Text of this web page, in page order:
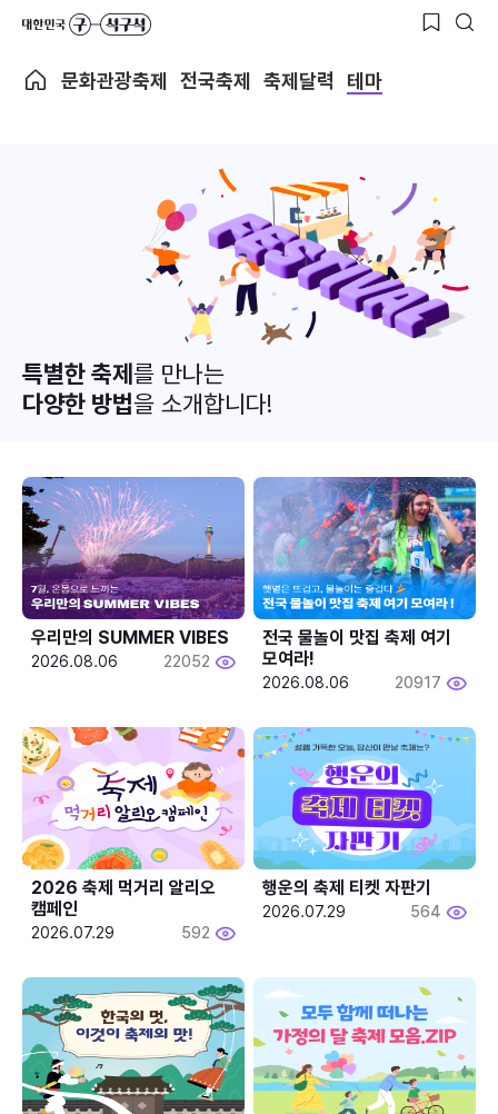
문화관광축제 전국축제 축제달력 테마
특별한 축제를 만나는
다양한 방법을 소개합니다!
우리만의 SUMMER VIBES
2026.08.06 22052
전국 물놀이 맛집 축제 여기
모여라!
2026.08.06 20917
2026 축제 먹거리 알리오
캠페인
2026.07.29 592
행운의 축제 티켓 자판기
2026.07.29 564